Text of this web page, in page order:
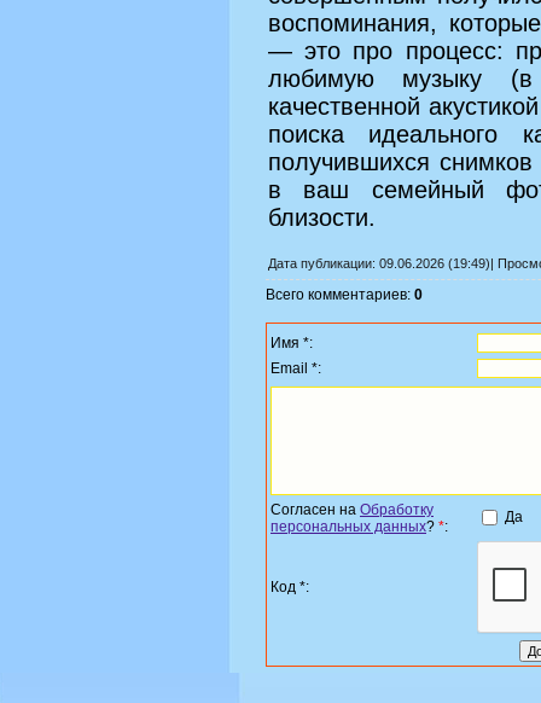
воспоминания,
— это про процесс:
любимую музыку
качественной
поиска идеального
получившихся
в ваш семейный
близости.
Дата публикации: 09.06.2026 (19:49)|
Всего комментариев: 0
Имя *:
Email *:
Согласен на Обработку
персональных данных? *:
Да
Код *: